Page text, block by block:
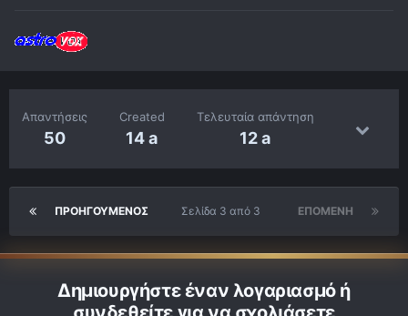
Απαντήσεις
50
Created
14 a
Τελευταία απάντηση
12 a
ΠΡΟΗΓΟΎΜΕΝΟΣ ΕΠΌΜΕΝΗ
Σελίδα 3 από 3
Δημιουργήστε έναν λογαριασμό ή